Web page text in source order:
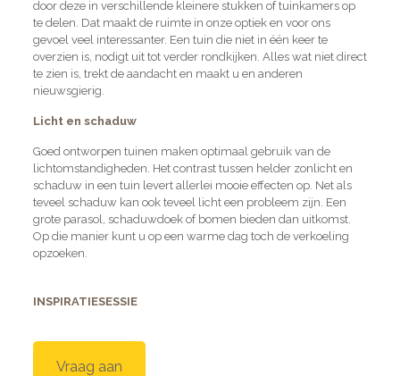
door deze in verschillende kleinere stukken of tuinkamers op
te delen. Dat maakt de ruimte in onze optiek en voor ons
gevoel veel interessanter. Een tuin die niet in één keer te
overzien is, nodigt uit tot verder rondkijken. Alles wat niet direct
te zien is, trekt de aandacht en maakt u en anderen
nieuwsgierig.
Licht en schaduw
Goed ontworpen tuinen maken optimaal gebruik van de
lichtomstandigheden. Het contrast tussen helder zonlicht en
schaduw in een tuin levert allerlei mooie effecten op. Net als
teveel schaduw kan ook teveel licht een probleem zijn. Een
grote parasol, schaduwdoek of bomen bieden dan uitkomst.
Op die manier kunt u op een warme dag toch de verkoeling
opzoeken.
INSPIRATIESESSIE
Vraag aan